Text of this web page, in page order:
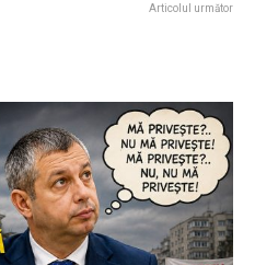
Articolul următor